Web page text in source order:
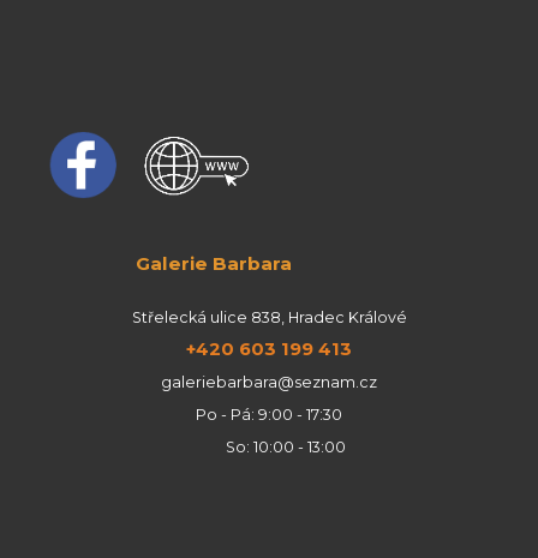
Galerie Barbara
Střelecká ulice 838, Hradec Králové
+420 603 199 413
galeriebarbara@seznam.cz
Po - Pá: 9:00 - 17:30
So: 10:00 - 13:00